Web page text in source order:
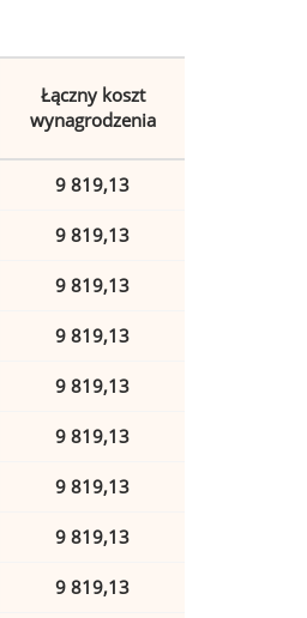
Łączny koszt
wynagrodzenia
9 819,13
9 819,13
9 819,13
9 819,13
9 819,13
9 819,13
9 819,13
9 819,13
9 819,13